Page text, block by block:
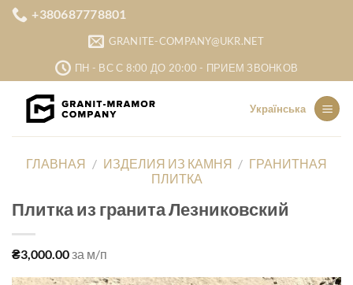
Skip
+380687778801
GRANITE-COMPANY@UKR.NET
ПН - ВС С 8:00 ДО 20:00 - ПРИЕМ ЗВОНКОВ
Українська
ГЛАВНАЯ / ИЗДЕЛИЯ ИЗ КАМНЯ / ГРАНИТНАЯ
ПЛИТКА
Плитка из гранита Лезниковский
₴3,000.00за м/п